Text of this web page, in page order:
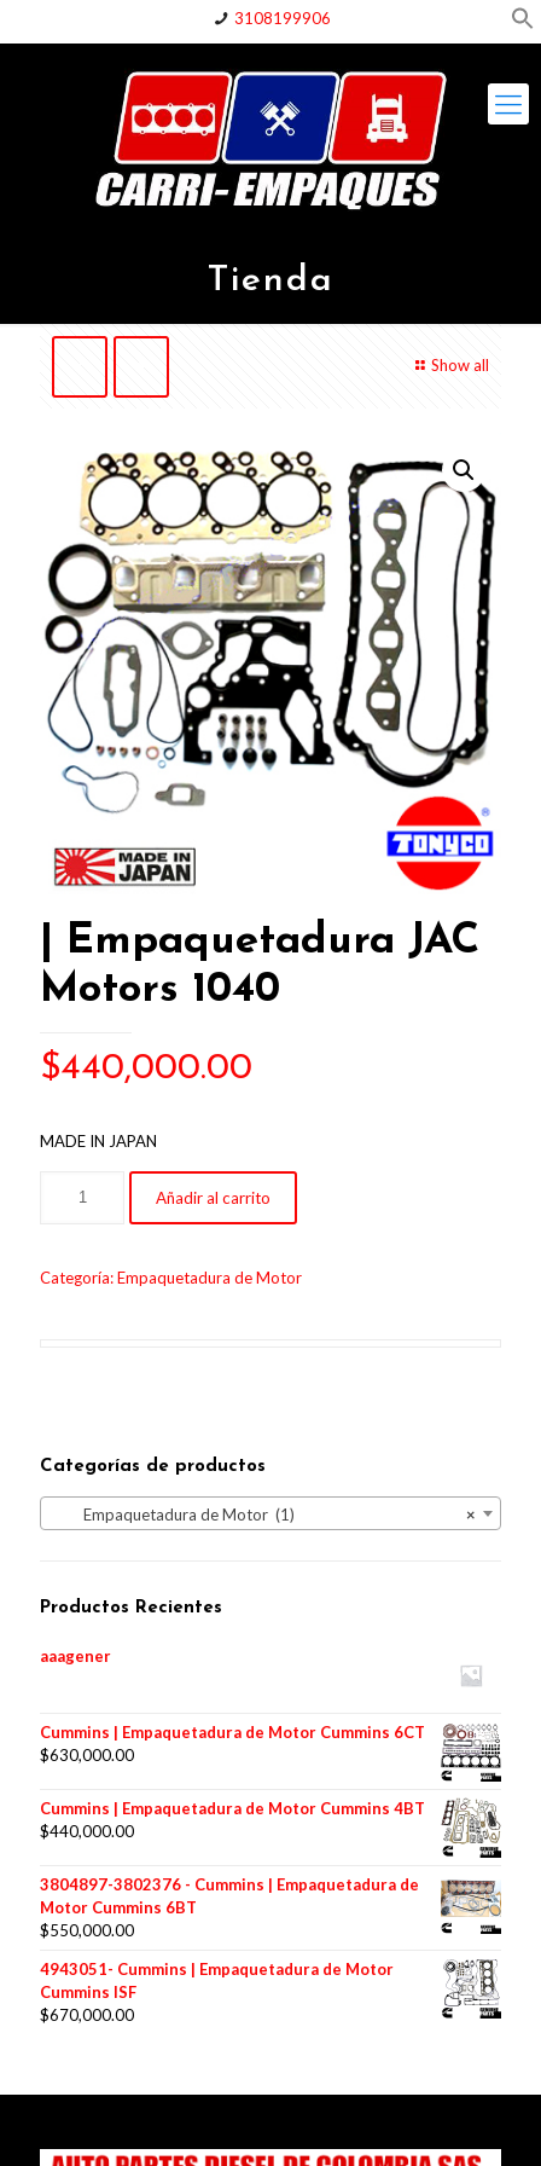
3108199906
Tienda
Show all
| Empaquetadura JAC
Motors 1040
$440,000.00
MADE IN JAPAN
Añadir al carrito
Categoría:Empaquetadura de Motor
Categorías de productos
×
Empaquetadura de Motor (1)
Productos Recientes
aaagener
Cummins | Empaquetadura de Motor Cummins 6CT
$630,000.00
Cummins | Empaquetadura de Motor Cummins 4BT
$440,000.00
3804897-3802376 - Cummins | Empaquetadura de
Motor Cummins 6BT
$550,000.00
4943051- Cummins | Empaquetadura de Motor
Cummins ISF
$670,000.00